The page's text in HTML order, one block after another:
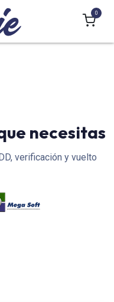
0
necesitas
verificación y vuelto